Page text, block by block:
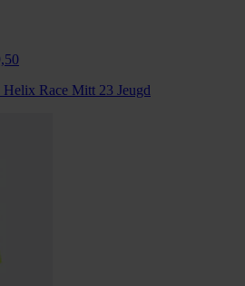
Race Mitt 23 Jeugd